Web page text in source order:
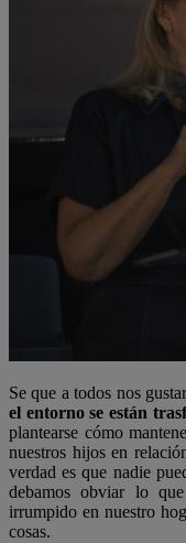
Se que a todos nos
el entorno se están
plantearse cómo
nuestros hijos en
verdad es que nadie
debamos obviar lo
irrumpido en nuestro
cosas.